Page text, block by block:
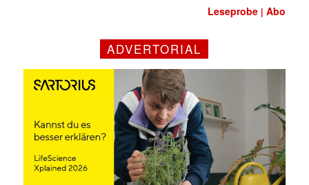
Leseprobe |Abo
ADVERTORIAL